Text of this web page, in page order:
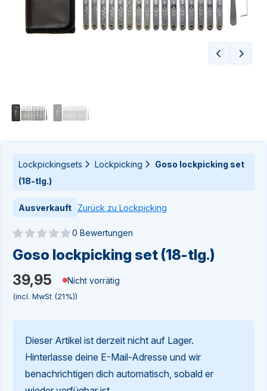
Lockpickingsets Lockpicking
Goso lockpicking set
(18-tlg.)
Ausverkauft Zurück zu Lockpicking
Noch keine Bewertungen
0 Bewertungen
Goso lockpicking set (18-tlg.)
39,95
Nicht vorrätig
(incl. MwSt (21%))
Dieser Artikel ist derzeit nicht auf Lager.
Hinterlasse deine E-Mail-Adresse und wir
benachrichtigen dich automatisch, sobald er